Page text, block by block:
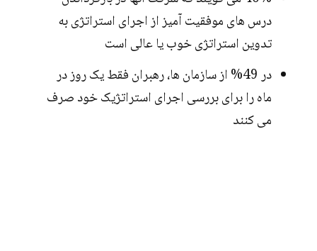
درس های موفقیت آمیز از اجرای استراتژی به
تدوین استراتژی خوب یا عالی است
در 49% از سازمان ها، رهبران فقط یک روز در
ماه را برای بررسی اجرای استراتژیک خود صرف
می کنند